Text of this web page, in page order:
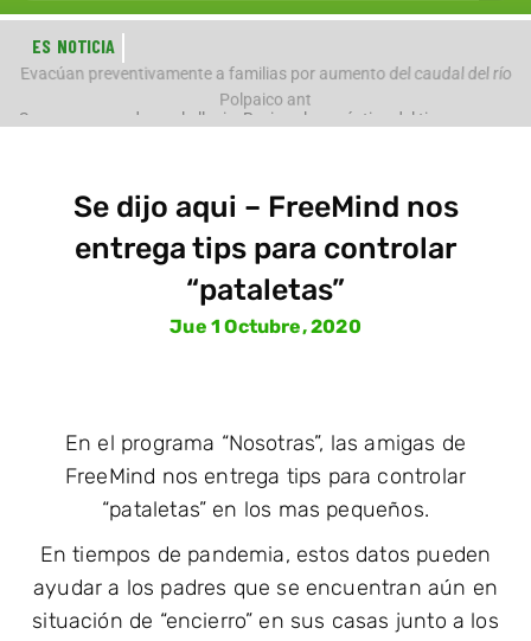
ES NOTICIA
Evacúan preventivamente a familias por aumento del caudal del río
Polpaico ant
Se dijo aqui – FreeMind nos
entrega tips para controlar
“pataletas”
Jue 1 Octubre, 2020
En el programa “Nosotras”, las amigas de
FreeMind nos entrega tips para controlar
“pataletas” en los mas pequeños.
En tiempos de pandemia, estos datos pueden
ayudar a los padres que se encuentran aún en
situación de “encierro” en sus casas junto a los